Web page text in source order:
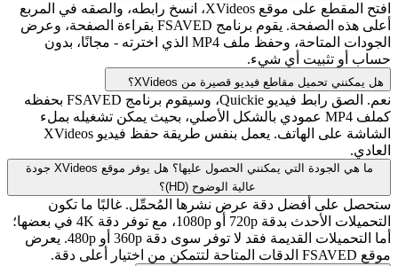
افتح المقطع على موقع XVideos، انسخ رابطه، والصقه في المربع
أعلى هذه الصفحة. يقوم برنامج FSAVED بقراءة الصفحة، وعرض
الجودات المتاحة، وحفظ ملف MP4 الذي اخترته - مجانًا، بدون
حساب أو تثبيت أي شيء.
هل يمكنني تحميل مقاطع فيديو قصيرة من XVideos؟
نعم. الصق رابط فيديو Quickie، وسيقوم برنامج FSAVED بحفظه
كملف MP4 عمودي بالشكل الأصلي، بحيث يمكن تشغيله بملء
الشاشة على الهاتف. يعمل بنفس طريقة حفظ فيديو XVideos
العادي.
ما هي الجودة التي يمكنني الحصول عليها؟ هل يوفر موقع XVideos جودة
عالية الوضوح (HD)؟
ستحصل على أفضل دقة عرض نشرها المُحمِّل. غالبًا ما تكون
التحميلات الأحدث بدقة 720p أو 1080p، مع توفر دقة 4K في بعضها؛
أما التحميلات القديمة فقد لا توفر سوى دقة 360p أو 480p. يعرض
موقع FSAVED الدقات المتاحة لتتمكن من اختيار أعلى دقة.